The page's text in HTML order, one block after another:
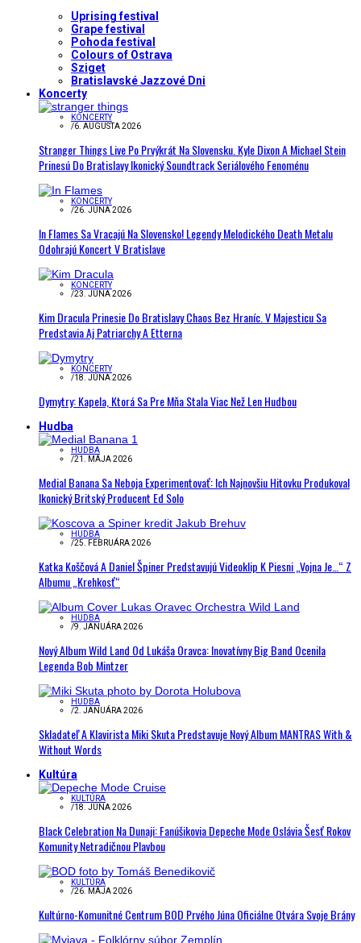
Uprising festival
Grape festival
Pohoda festival
Colours of Ostrava
Sziget
Bratislavské Jazzové Dni
Koncerty
KONCERTY
/6. AUGUSTA 2026
Stranger Things Live Po Prvýkrát Na Slovensku. Kyle Dixon A Michael Stein
Prinesú Do Bratislavy Ikonický Soundtrack Seriálového Fenoménu
KONCERTY
/26. JÚNA 2026
In Flames Sa Vracajú Na Slovensko! Legendy Melodického Death Metalu
Odohrajú Koncert V Bratislave
KONCERTY
/23. JÚNA 2026
Kim Dracula Prinesie Do Bratislavy Chaos Bez Hraníc. V Majesticu Sa
Predstavia Aj Patriarchy A Etterna
KONCERTY
/18. JÚNA 2026
Dymytry: Kapela, Ktorá Sa Pre Mňa Stala Viac Než Len Hudbou
Hudba
HUDBA
/21. MÁJA 2026
Medial Banana Sa Neboja Experimentovať: Ich Najnovšiu Hitovku Produkoval
Ikonický Britský Producent Ed Solo
HUDBA
/25. FEBRUÁRA 2026
Katka Koščová A Daniel Špiner Predstavujú Videoklip K Piesni „Vojna Je…“ Z
Albumu „Krehkosť“
HUDBA
/9. JANUÁRA 2026
Nový Album Wild Land Od Lukáša Oravca: Inovatívny Big Band Ocenila
Legenda Bob Mintzer
HUDBA
/2. JANUÁRA 2026
Skladateľ A Klavirista Miki Skuta Predstavuje Nový Album MANTRAS With &
Without Words
Kultúra
KULTÚRA
/18. JÚNA 2026
Black Celebration Na Dunaji: Fanúšikovia Depeche Mode Oslávia Šesť Rokov
Komunity Netradičnou Plavbou
KULTÚRA
/26. MÁJA 2026
Kultúrno-Komunitné Centrum BOD Prvého Júna Oficiálne Otvára Svoje Brány